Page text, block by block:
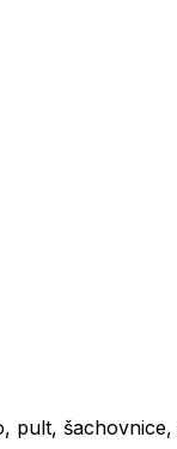
pult,